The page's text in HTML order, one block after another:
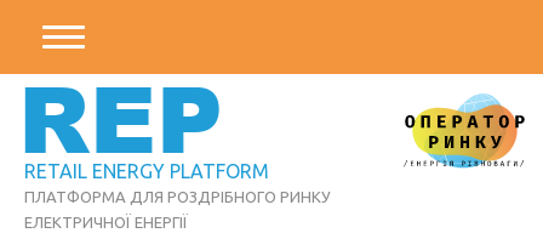
REP
RETAIL ENERGY PLATFORM
ПЛАТФОРМА ДЛЯ РОЗДРІБНОГО РИНКУ
ЕЛЕКТРИЧНОЇ ЕНЕРГІЇ